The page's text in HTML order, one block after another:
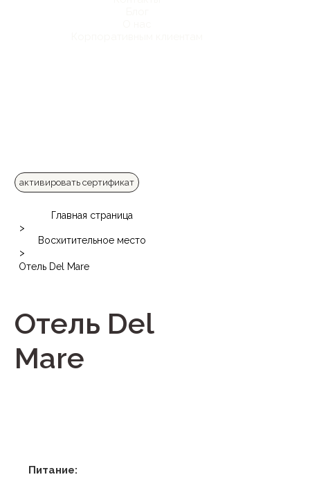
активировать сертификат
Главная страница
>
Восхитительное место
>
Отель Del Mare
Отель Del
Mare
Питание: